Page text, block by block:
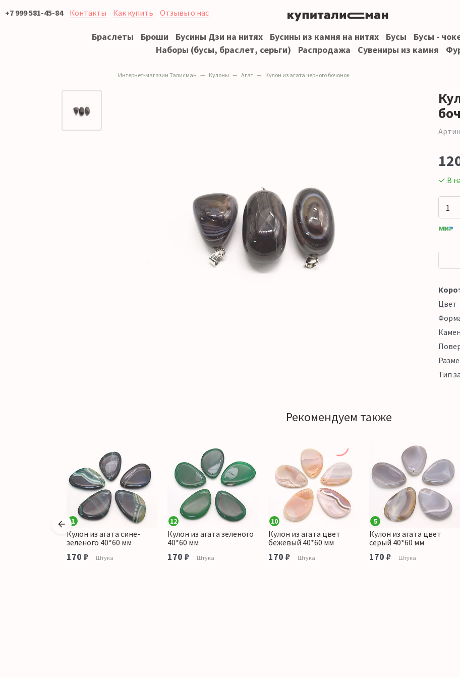
+7 999 581-45-84 Контакты Как купить Отзывы о нас
Браслеты Броши Бусины Дзи на нитях Бусины из камня на нитях Бусы Бусы -
Наборы (бусы, браслет, серьги)
Распродажа Сувениры из камня
Интернет-магазин Талисман Кулоны Агат Кулон из агата черного бочонок
✓ В
Цвет
Тип
Рекомендуем также
1
Кулон из агата сине-
зеленого 40*60 мм
170 ₽ Штука
12
Кулон из агата зеленого
40*60 мм
170 ₽ Штука
10
Кулон из агата цвет
бежевый 40*60 мм
170 ₽ Штука
5
Кулон из агата цвет
серый 40*60 мм
170 ₽ Штука